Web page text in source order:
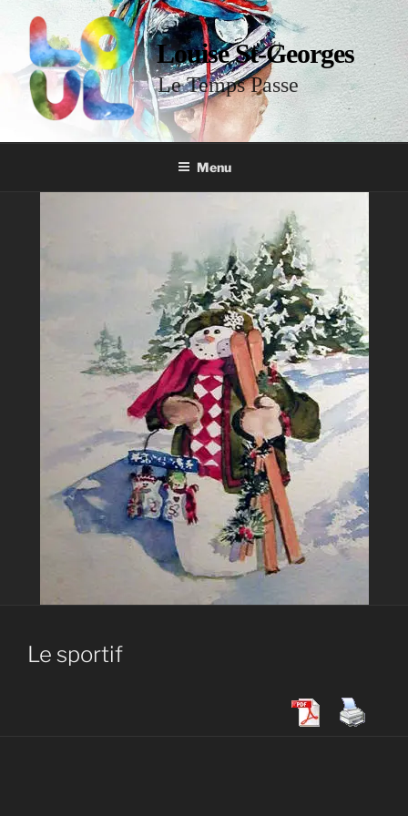
Louise St-Georges
Le Temps Passe
Menu
Le sportif